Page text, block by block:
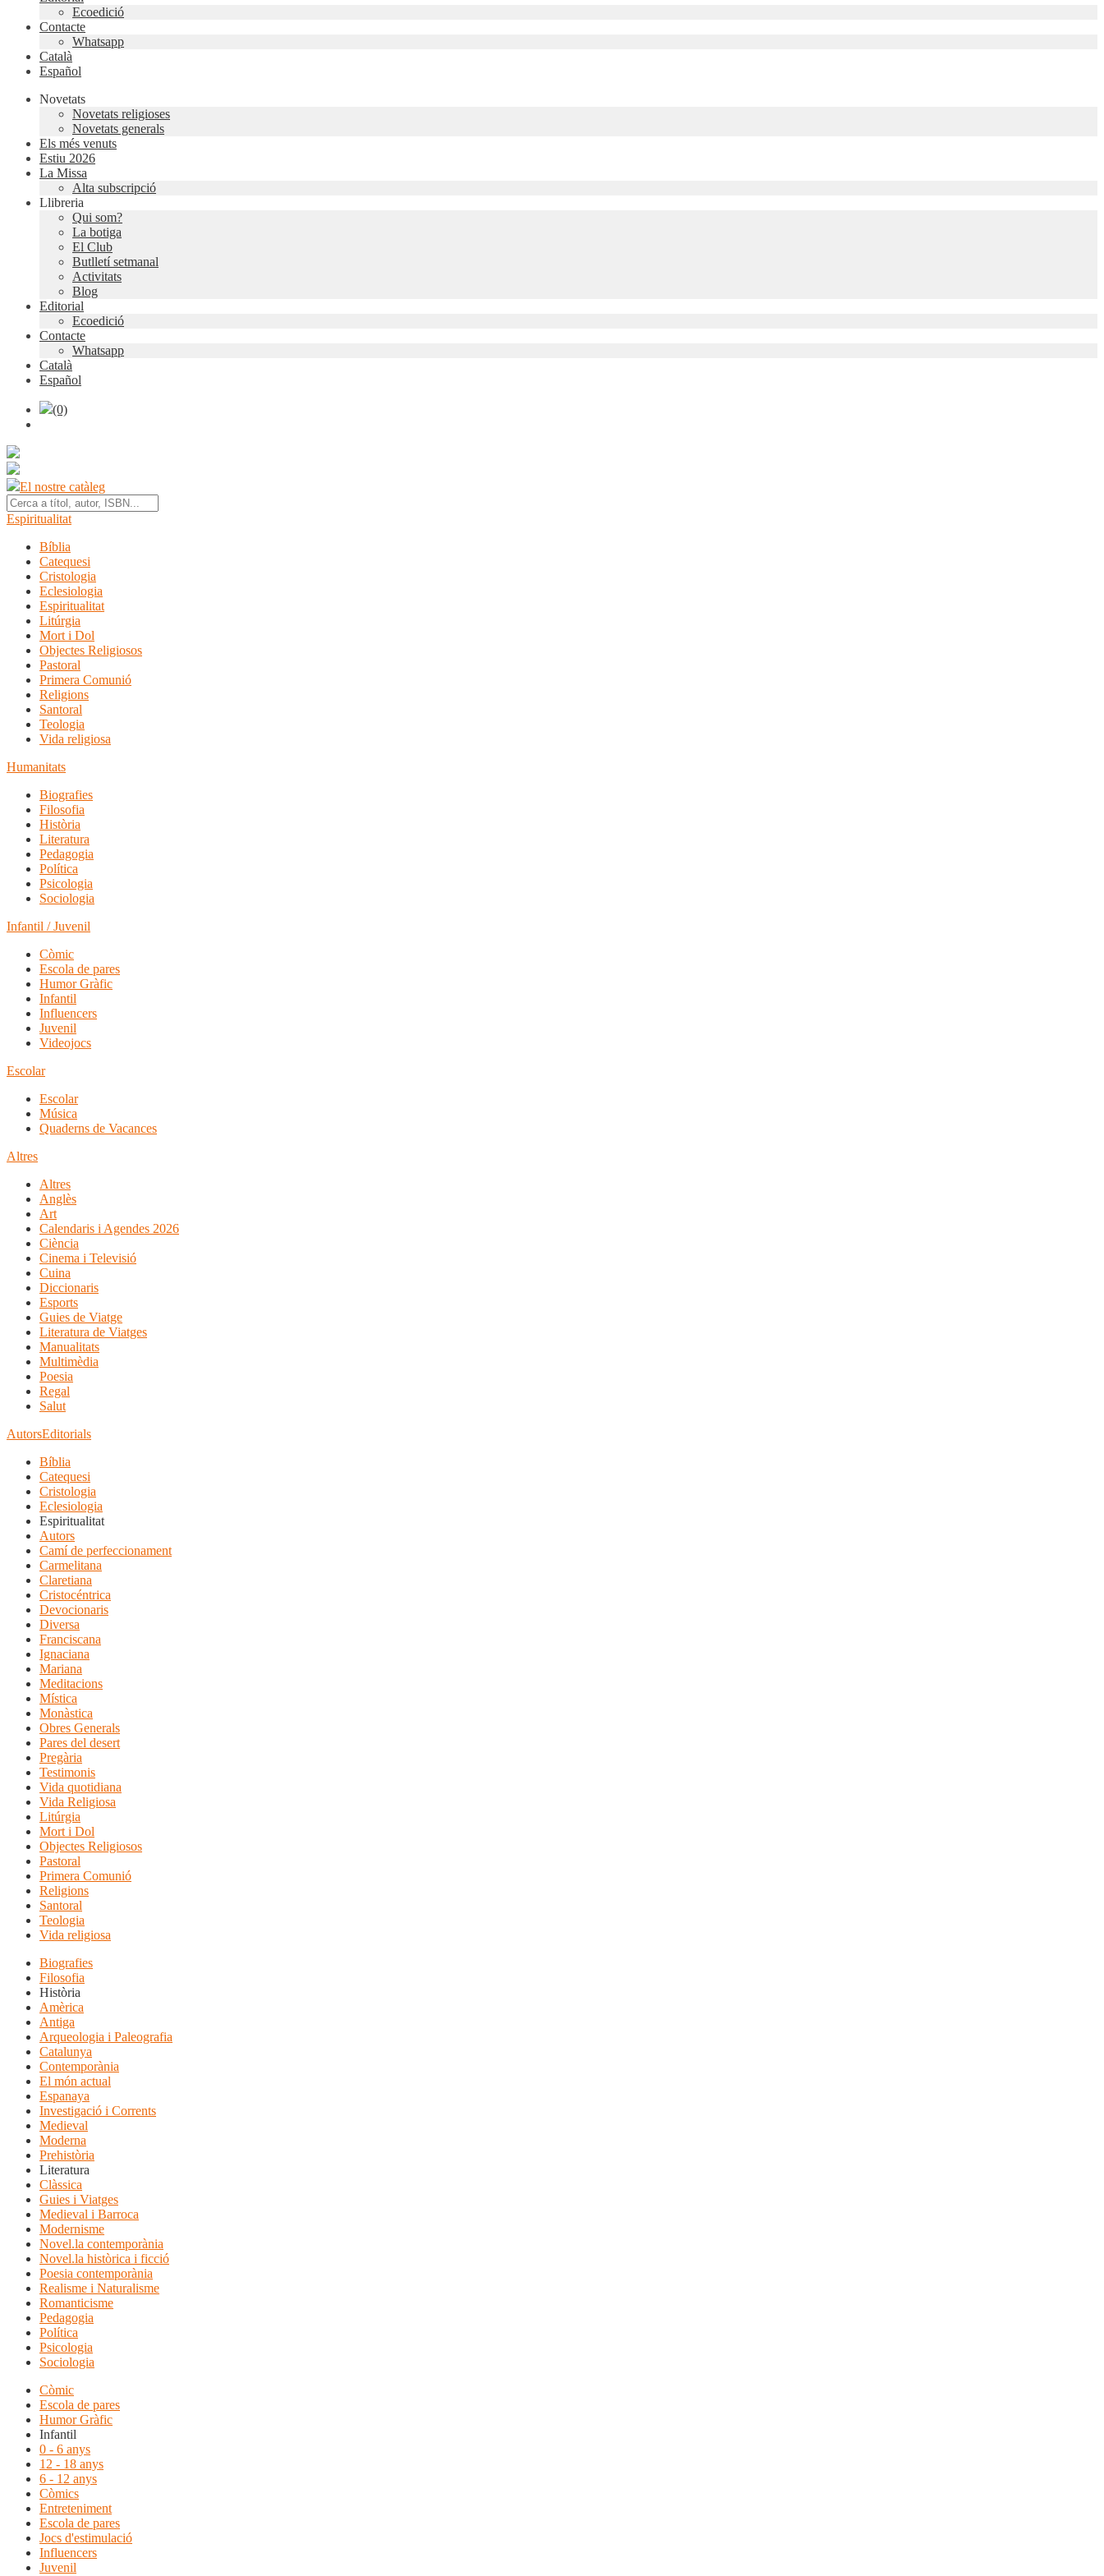
Ecoedició
Contacte
Whatsapp
Català
Español
Novetats
Novetats religioses
Novetats generals
Els més venuts
Estiu 2026
La Missa
Alta subscripció
Llibreria
Qui som?
La botiga
El Club
Butlletí setmanal
Activitats
Blog
Editorial
Ecoedició
Contacte
Whatsapp
Català
Español
(0)
El nostre catàleg
Espiritualitat
Bíblia
Catequesi
Cristologia
Eclesiologia
Espiritualitat
Litúrgia
Mort i Dol
Objectes Religiosos
Pastoral
Primera Comunió
Religions
Santoral
Teologia
Vida religiosa
Humanitats
Biografies
Filosofia
Història
Literatura
Pedagogia
Política
Psicologia
Sociologia
Infantil / Juvenil
Còmic
Escola de pares
Humor Gràfic
Infantil
Influencers
Juvenil
Videojocs
Escolar
Escolar
Música
Quaderns de Vacances
Altres
Altres
Anglès
Art
Calendaris i Agendes 2026
Ciència
Cinema i Televisió
Cuina
Diccionaris
Esports
Guies de Viatge
Literatura de Viatges
Manualitats
Multimèdia
Poesia
Regal
Salut
AutorsEditorials
Bíblia
Catequesi
Cristologia
Eclesiologia
Espiritualitat
Autors
Camí de perfeccionament
Carmelitana
Claretiana
Cristocéntrica
Devocionaris
Diversa
Franciscana
Ignaciana
Mariana
Meditacions
Mística
Monàstica
Obres Generals
Pares del desert
Pregària
Testimonis
Vida quotidiana
Vida Religiosa
Litúrgia
Mort i Dol
Objectes Religiosos
Pastoral
Primera Comunió
Religions
Santoral
Teologia
Vida religiosa
Biografies
Filosofia
Història
Amèrica
Antiga
Arqueologia i Paleografia
Catalunya
Contemporània
El món actual
Espanaya
Investigació i Corrents
Medieval
Moderna
Prehistòria
Literatura
Clàssica
Guies i Viatges
Medieval i Barroca
Modernisme
Novel.la contemporània
Novel.la històrica i ficció
Poesia contemporània
Realisme i Naturalisme
Romanticisme
Pedagogia
Política
Psicologia
Sociologia
Còmic
Escola de pares
Humor Gràfic
Infantil
0 - 6 anys
12 - 18 anys
6 - 12 anys
Còmics
Entreteniment
Escola de pares
Jocs d'estimulació
Influencers
Juvenil